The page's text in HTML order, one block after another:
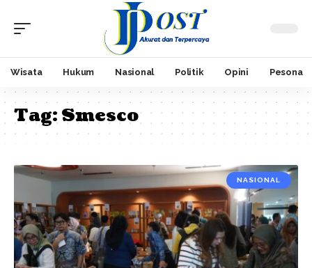
Wisata Hukum Nasional Politik Opini Pesona
Tag:Smesco
NASIONAL